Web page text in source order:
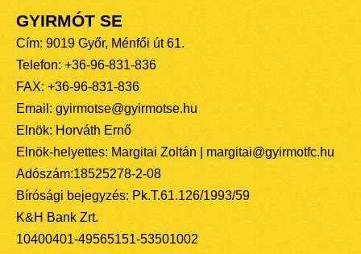
GYIRMÓT SE
Cím: 9019 Győr, Ménfői út 61.
Telefon: +36-96-831-836
FAX: +36-96-831-836
Email: gyirmotse@gyirmotse.hu
Elnök: Horváth Ernő
Elnök-helyettes: Margitai Zoltán | margitai@gyirmotfc.hu
Adószám:18525278-2-08
Bírósági bejegyzés: Pk.T.61.126/1993/59
K&H Bank Zrt.
10400401-49565151-53501002